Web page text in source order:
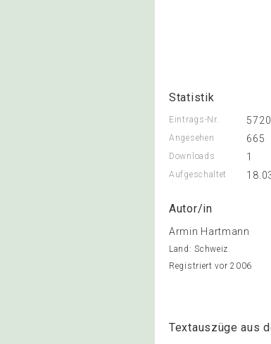
Statistik
Eintrags-Nr.
Angesehen 665
Downloads 1
Aufgeschaltet
Autor/in
Armin Hartmann
Land: Schweiz
Registriert vor 2006
Textauszüge aus